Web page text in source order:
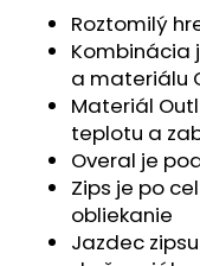
hviezdičiek.Roztomilý
Kombinácia
a materiálu
Materiál
teplotu a
Overal je
Zips je po
obliekanie
Jazdec